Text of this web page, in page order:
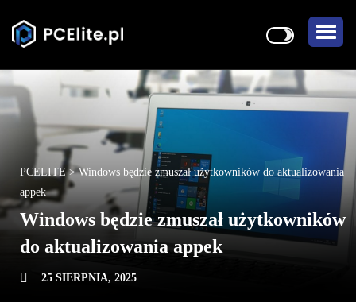
PCELITE>Windows będzie zmuszał użytkowników do aktualizowania
appek
Windows będzie zmuszał użytkowników
do aktualizowania appek
25 SIERPNIA, 2025